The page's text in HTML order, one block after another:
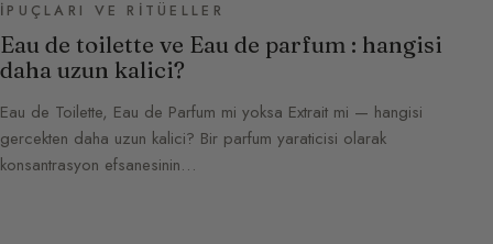
İPUÇLARI VE RITÜELLER
Eau de toilette ve Eau de parfum : hangisi
daha uzun kalici?
Eau de Toilette, Eau de Parfum mi yoksa Extrait mi — hangisi
gercekten daha uzun kalici? Bir parfum yaraticisi olarak
konsantrasyon efsanesinin…